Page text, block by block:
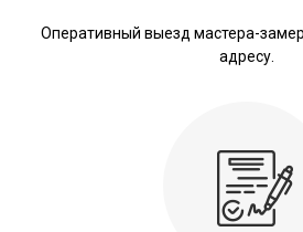
Оперативный выезд мастера-
адресу.